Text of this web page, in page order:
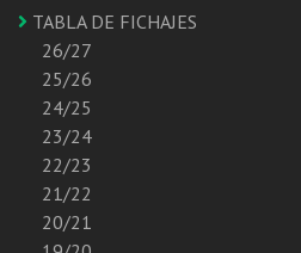
TABLA DE FICHAJES
26/27
25/26
24/25
23/24
22/23
21/22
20/21